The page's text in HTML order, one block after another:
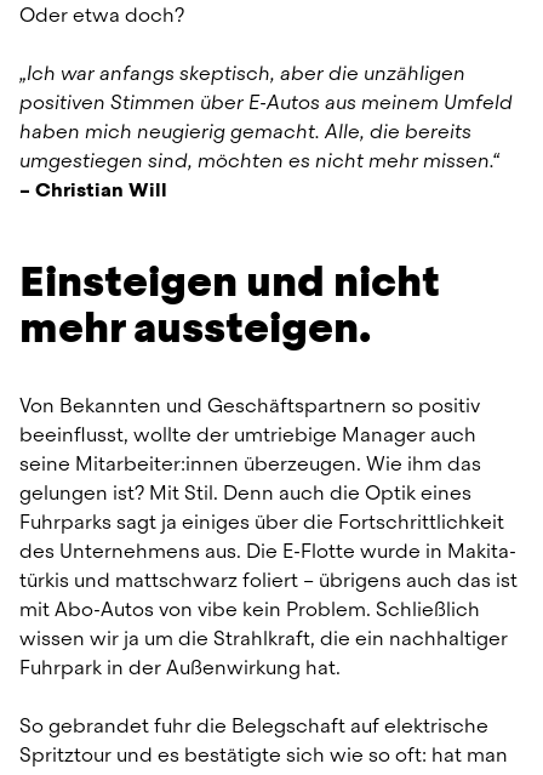
Oder etwa doch?
„Ich war anfangs skeptisch, aber die unzähligen
positiven Stimmen über E-Autos aus meinem Umfeld
haben mich neugierig gemacht. Alle, die bereits
umgestiegen sind, möchten es nicht mehr missen.“
– Christian Will
Einsteigen und nicht
mehr aussteigen.
Von Bekannten und Geschäftspartnern so positiv
beeinflusst, wollte der umtriebige Manager auch
seine Mitarbeiter:innen überzeugen. Wie ihm das
gelungen ist? Mit Stil. Denn auch die Optik eines
Fuhrparks sagt ja einiges über die Fortschrittlichkeit
des Unternehmens aus. Die E-Flotte wurde in Makita-
türkis und mattschwarz foliert – übrigens auch das ist
mit Abo-Autos von vibe kein Problem. Schließlich
wissen wir ja um die Strahlkraft, die ein nachhaltiger
Fuhrpark in der Außenwirkung hat.
So gebrandet fuhr die Belegschaft auf elektrische
Spritztour und es bestätigte sich wie so oft: hat man